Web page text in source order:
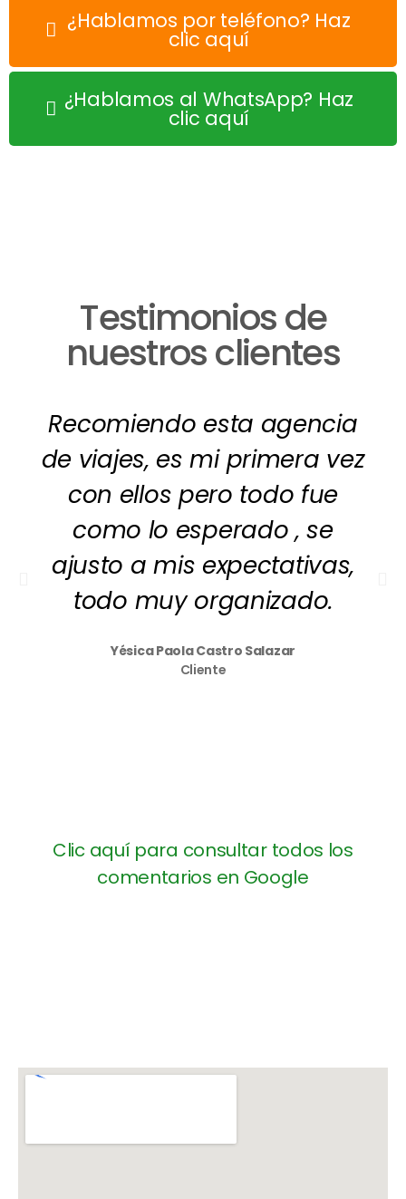
¿Hablamos por teléfono? Haz
clic aquí
¿Hablamos al WhatsApp? Haz
clic aquí
Testimonios de
nuestros clientes
Recomiendo esta agencia
de viajes, es mi primera vez
con ellos pero todo fue
como lo esperado , se
ajusto a mis expectativas,
todo muy organizado.
Yésica Paola Castro Salazar
Cliente
Clic aquí para consultar todos los
comentarios en Google